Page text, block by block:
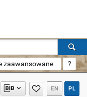
zaawansowane ?
EN PL